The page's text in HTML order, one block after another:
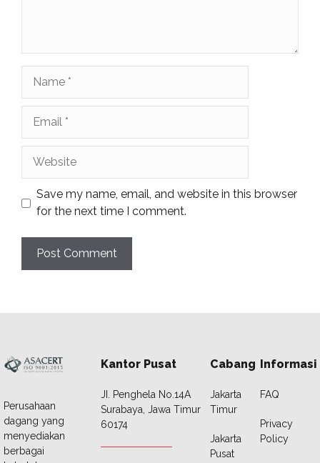
Save my name, email, and website in this browser
for the next time I comment.
Perusahaan
dagang yang
menyediakan
berbagai
Kantor Pusat
JI. Penghela No.14A
Surabaya, Jawa Timur
60174
Cabang
Jakarta
Timur
Jakarta
Pusat
Informasi
FAQ
Privacy
Policy